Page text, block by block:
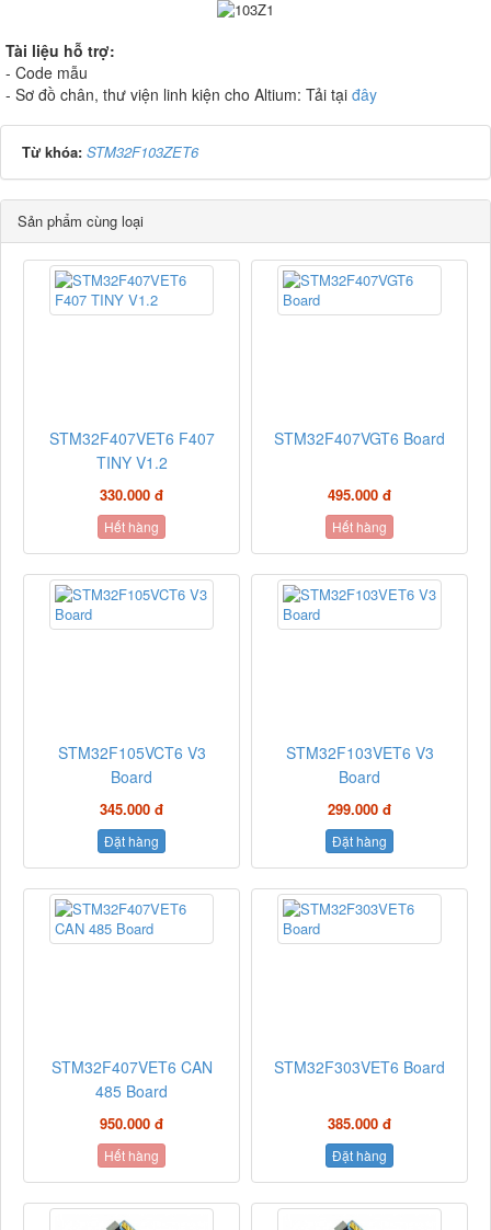
Tài liệu hỗ trợ:
- Code mẫu
- Sơ đồ chân, thư viện linh kiện cho Altium: Tải tại đây
Từ khóa: STM32F103ZET6
Sản phẩm cùng loại
STM32F407VET6 F407
TINY V1.2
330.000 đ
Hết hàng
STM32F407VGT6 Board
495.000 đ
Hết hàng
STM32F105VCT6 V3
Board
345.000 đ
Đặt hàng
STM32F103VET6 V3
Board
299.000 đ
Đặt hàng
STM32F407VET6 CAN
485 Board
950.000 đ
Hết hàng
STM32F303VET6 Board
385.000 đ
Đặt hàng